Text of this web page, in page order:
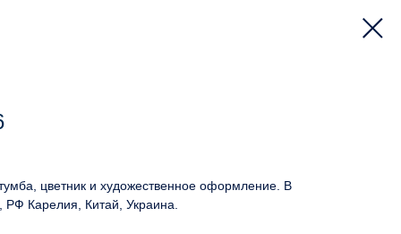
цветник и художественное оформление. В
Карелия, Китай, Украина.